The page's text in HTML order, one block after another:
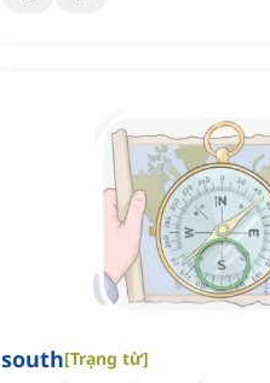
south[Trạng từ]